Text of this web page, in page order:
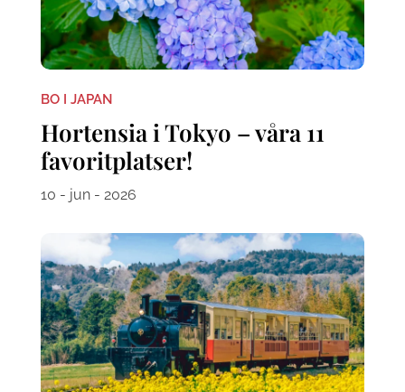
BO I JAPAN
Hortensia i Tokyo – våra 11
favoritplatser!
10 - jun - 2026